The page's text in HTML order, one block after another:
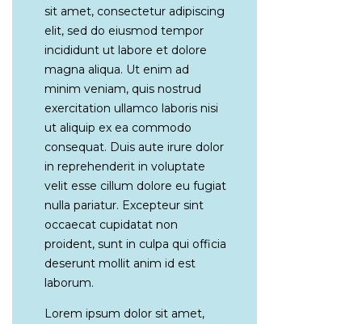
sit amet, consectetur adipiscing
elit, sed do eiusmod tempor
incididunt ut labore et dolore
magna aliqua. Ut enim ad
minim veniam, quis nostrud
exercitation ullamco laboris nisi
ut aliquip ex ea commodo
consequat. Duis aute irure dolor
in reprehenderit in voluptate
velit esse cillum dolore eu fugiat
nulla pariatur. Excepteur sint
occaecat cupidatat non
proident, sunt in culpa qui officia
deserunt mollit anim id est
laborum.
Lorem ipsum dolor sit amet,